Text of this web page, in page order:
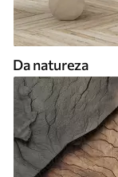
Da natureza